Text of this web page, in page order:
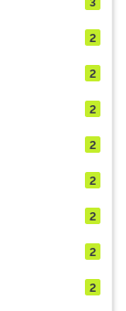
2
2
2
2
2
2
2
2